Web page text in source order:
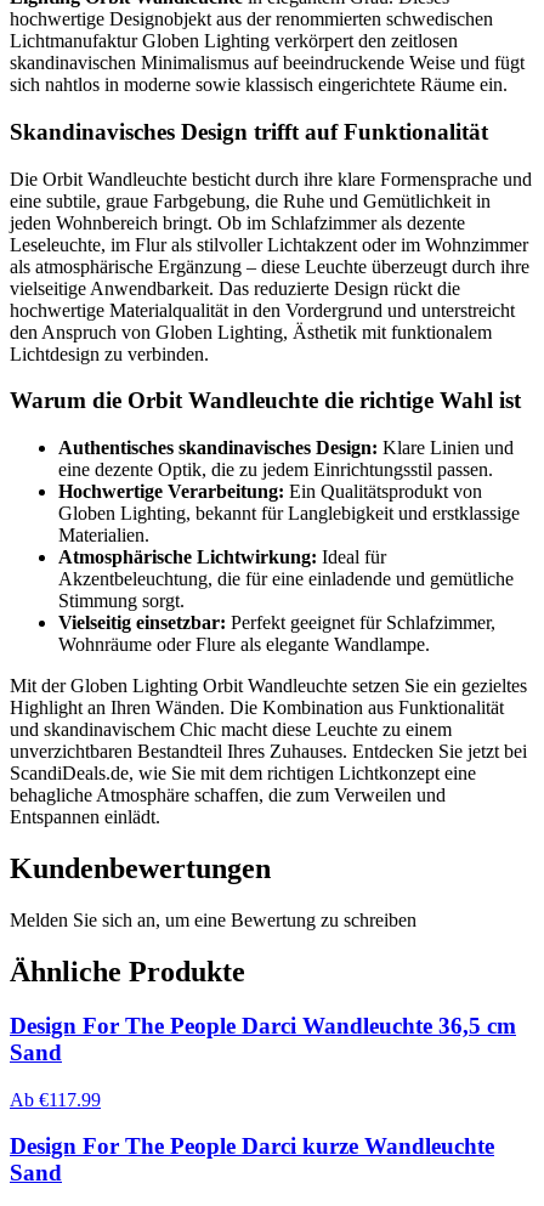
hochwertige Designobjekt aus der renommierten schwedischen
Lichtmanufaktur Globen Lighting verkörpert den zeitlosen
skandinavischen Minimalismus auf beeindruckende Weise und fügt
sich nahtlos in moderne sowie klassisch eingerichtete Räume ein.
Skandinavisches Design trifft auf Funktionalität
Die Orbit Wandleuchte besticht durch ihre klare Formensprache und
eine subtile, graue Farbgebung, die Ruhe und Gemütlichkeit in
jeden Wohnbereich bringt. Ob im Schlafzimmer als dezente
Leseleuchte, im Flur als stilvoller Lichtakzent oder im Wohnzimmer
als atmosphärische Ergänzung – diese Leuchte überzeugt durch ihre
vielseitige Anwendbarkeit. Das reduzierte Design rückt die
hochwertige Materialqualität in den Vordergrund und unterstreicht
den Anspruch von Globen Lighting, Ästhetik mit funktionalem
Lichtdesign zu verbinden.
Warum die Orbit Wandleuchte die richtige Wahl ist
Authentisches skandinavisches Design: Klare Linien und
eine dezente Optik, die zu jedem Einrichtungsstil passen.
Hochwertige Verarbeitung: Ein Qualitätsprodukt von
Globen Lighting, bekannt für Langlebigkeit und erstklassige
Materialien.
Atmosphärische Lichtwirkung: Ideal für
Akzentbeleuchtung, die für eine einladende und gemütliche
Stimmung sorgt.
Vielseitig einsetzbar: Perfekt geeignet für Schlafzimmer,
Wohnräume oder Flure als elegante Wandlampe.
Mit der Globen Lighting Orbit Wandleuchte setzen Sie ein gezieltes
Highlight an Ihren Wänden. Die Kombination aus Funktionalität
und skandinavischem Chic macht diese Leuchte zu einem
unverzichtbaren Bestandteil Ihres Zuhauses. Entdecken Sie jetzt bei
ScandiDeals.de, wie Sie mit dem richtigen Lichtkonzept eine
behagliche Atmosphäre schaffen, die zum Verweilen und
Entspannen einlädt.
Kundenbewertungen
Melden Sie sich an, um eine Bewertung zu schreiben
Ähnliche Produkte
Design For The People Darci Wandleuchte 36,5 cm
Sand
Ab €117.99
Design For The People Darci kurze Wandleuchte
Sand